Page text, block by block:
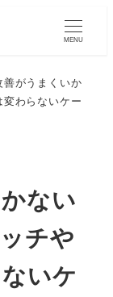
MENU
善がうまくいか
わらないケー
ない
チや
いケ